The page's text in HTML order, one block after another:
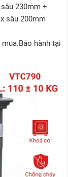
230mm +
sâu 200mm
hành tại